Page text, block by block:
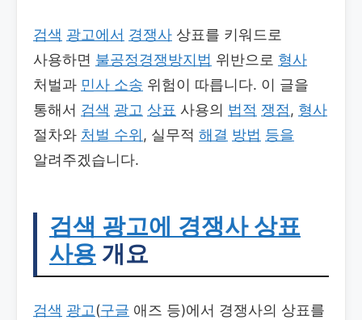
검색 광고에서 경쟁사 상표를 키워드로
사용하면 불공정경쟁방지법 위반으로 형사
처벌과 민사 소송 위험이 따릅니다. 이 글을
통해서 검색 광고 상표 사용의 법적 쟁점, 형사
절차와 처벌 수위 , 실무적 해결 방법 등을
알려주겠습니다.
검색 광고에 경쟁사 상표
사용 개요
검색 광고(구글 애즈 등)에서 경쟁사의 상표를